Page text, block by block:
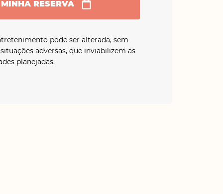
RESERVA
pode ser alterada, sem
adversas, que inviabilizem as
planejadas.